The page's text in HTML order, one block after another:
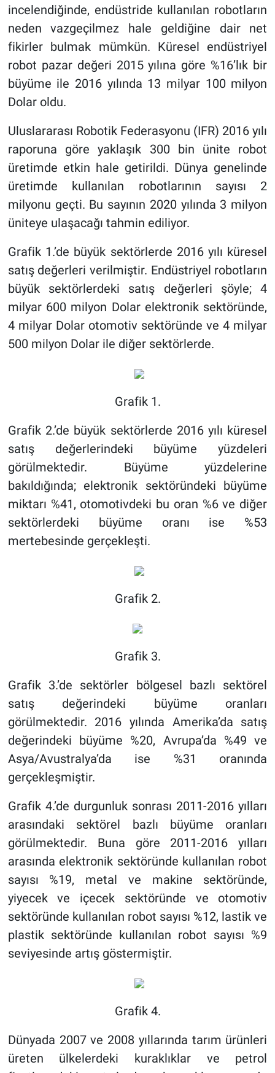
incelendiğinde, endüstride kullanılan robotların
neden vazgeçilmez hale geldiğine dair net
fikirler bulmak mümkün. Küresel endüstriyel
robot pazar değeri 2015 yılına göre %16’lık bir
büyüme ile 2016 yılında 13 milyar 100 milyon
Dolar oldu.
Uluslararası Robotik Federasyonu (IFR) 2016 yılı
raporuna göre yaklaşık 300 bin ünite robot
üretimde etkin hale getirildi. Dünya genelinde
üretimde kullanılan robotlarının sayısı 2
milyonu geçti. Bu sayının 2020 yılında 3 milyon
üniteye ulaşacağı tahmin ediliyor.
Grafik 1.’de büyük sektörlerde 2016 yılı küresel
satış değerleri verilmiştir. Endüstriyel robotların
büyük sektörlerdeki satış değerleri şöyle; 4
milyar 600 milyon Dolar elektronik sektöründe,
4 milyar Dolar otomotiv sektöründe ve 4 milyar
500 milyon Dolar ile diğer sektörlerde.
Grafik 1.
Grafik 2.’de büyük sektörlerde 2016 yılı küresel
satış değerlerindeki büyüme yüzdeleri
görülmektedir. Büyüme yüzdelerine
bakıldığında; elektronik sektöründeki büyüme
miktarı %41, otomotivdeki bu oran %6 ve diğer
sektörlerdeki büyüme oranı ise %53
mertebesinde gerçekleşti.
Grafik 2.
Grafik 3.
Grafik 3.’de sektörler bölgesel bazlı sektörel
satış değerindeki büyüme oranları
görülmektedir. 2016 yılında Amerika’da satış
değerindeki büyüme %20, Avrupa’da %49 ve
Asya/Avustralya’da ise %31 oranında
gerçekleşmiştir.
Grafik 4.’de durgunluk sonrası 2011-2016 yılları
arasındaki sektörel bazlı büyüme oranları
görülmektedir. Buna göre 2011-2016 yılları
arasında elektronik sektöründe kullanılan robot
sayısı %19, metal ve makine sektöründe,
yiyecek ve içecek sektöründe ve otomotiv
sektöründe kullanılan robot sayısı %12, lastik ve
plastik sektöründe kullanılan robot sayısı %9
seviyesinde artış göstermiştir.
Grafik 4.
Dünyada 2007 ve 2008 yıllarında tarım ürünleri
üreten ülkelerdeki kuraklıklar ve petrol